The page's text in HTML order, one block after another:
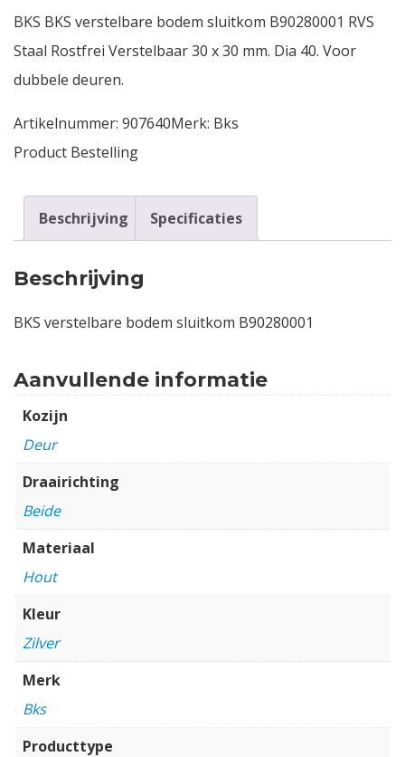
BKS BKS verstelbare bodem sluitkom B90280001 RVS
Staal Rostfrei Verstelbaar 30 x 30 mm. Dia 40. Voor
dubbele deuren.
Artikelnummer: 907640Merk: Bks
Product Bestelling
Beschrijving Specificaties
Beschrijving
BKS verstelbare bodem sluitkom B90280001
Aanvullende informatie
Kozijn
Deur
Draairichting
Beide
Materiaal
Hout
Kleur
Zilver
Merk
Bks
Producttype